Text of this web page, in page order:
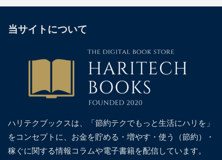
当サイトについて
ハリテクブックスは、「節約テクでもっと生活にハリを」
をコンセプトに、お金を貯める・増やす・使う（節約）・
稼ぐに関する情報コラムや電子書籍を配信しています。